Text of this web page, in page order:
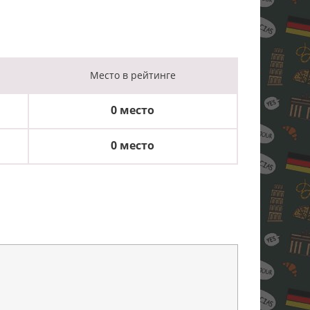
Место в рейтинге
0 место
0 место